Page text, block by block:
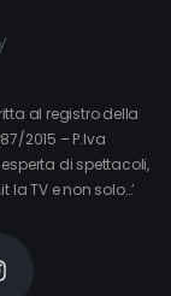
al registro della
2015 – P.Iva
di spettacoli,
TV e non solo…’